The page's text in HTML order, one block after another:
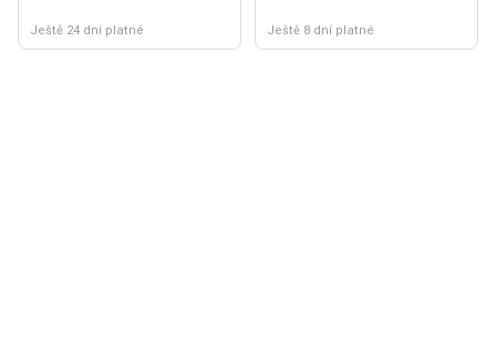
Ještě 24 dní platné Ještě 8 dní platné